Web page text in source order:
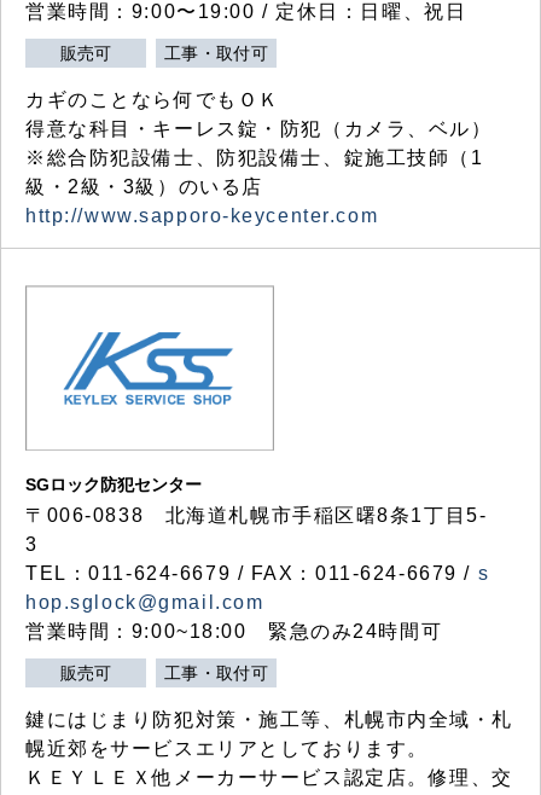
営業時間：9:00〜19:00 / 定休日：日曜、祝日
販売可 工事・取付可
カギのことなら何でもＯＫ
得意な科目・キーレス錠・防犯（カメラ、ベル）
※総合防犯設備士、防犯設備士、錠施工技師（1
級・2級・3級）のいる店
http://www.sapporo-keycenter.com
SGロック防犯センター
〒006-0838 北海道札幌市手稲区曙8条1丁目5-
3
TEL：011-624-6679 / FAX：011-624-6679 / s
hop.sglock@gmail.com
営業時間：9:00~18:00 緊急のみ24時間可
販売可 工事・取付可
鍵にはじまり防犯対策・施工等、札幌市内全域・札
幌近郊をサービスエリアとしております。
ＫＥＹＬＥＸ他メーカーサービス認定店。修理、交